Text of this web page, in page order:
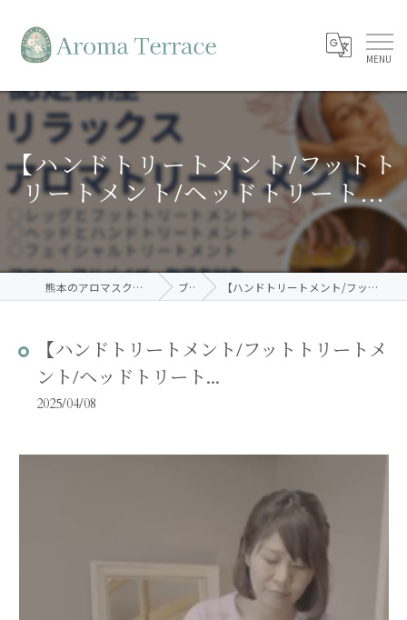
【ハンドトリートメント/フットト
リートメント/ヘッドトリート...
熊本のアロマスクールならAroma Terrace ブログ 【ハンドトリートメント/フットトリートメント/ヘッドトリート...
【ハンドトリートメント/フットトリートメ
ント/ヘッドトリート...
2025/04/08